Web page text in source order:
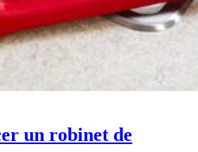
un robinet de